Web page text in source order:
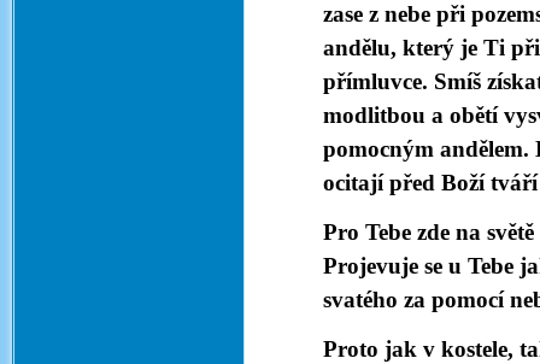
zase z nebe při
andělu, který je Ti
přímluvce. Smíš
modlitbou a obětí
pomocným andělem.
ocitají před Boží
Pro Tebe zde na
Projevuje se u Tebe
svatého za pomocí
Proto jak v kostele,